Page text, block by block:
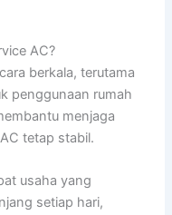
AC?
berkala, terutama
penggunaan rumah
menjaga
tetap stabil.
usaha yang
setiap hari,